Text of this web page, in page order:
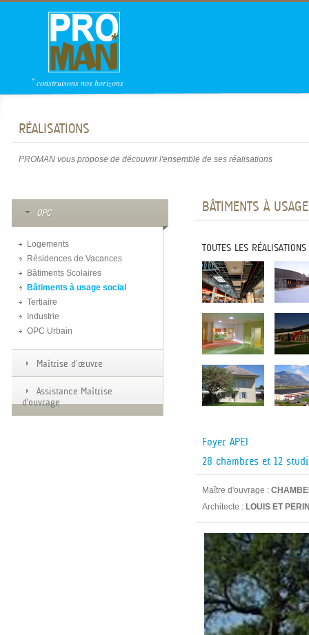
* construisons nos horizons
RÉALISATIONS
PROMAN vous propose de découvrir l'ensemble de ses réalisations
OPC
Logements
Résidences de Vacances
Bâtiments Scolaires
Bâtiments à usage social
Tertiaire
Industrie
OPC Urbain
Maîtrise d’œuvre
Assistance Maîtrise
d'ouvrage
BÂTIMENTS À
TOUTES LES RÉALISATIONS
Foyer APEI
28 chambres et 12
Maître d'ouvrage :
Architecte : LOUIS ET